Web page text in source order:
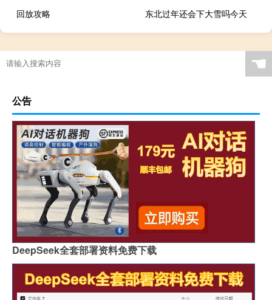
回放攻略
东北过年还会下大雪吗今天
☚
公告
DeepSeek全套部署资料免费下载